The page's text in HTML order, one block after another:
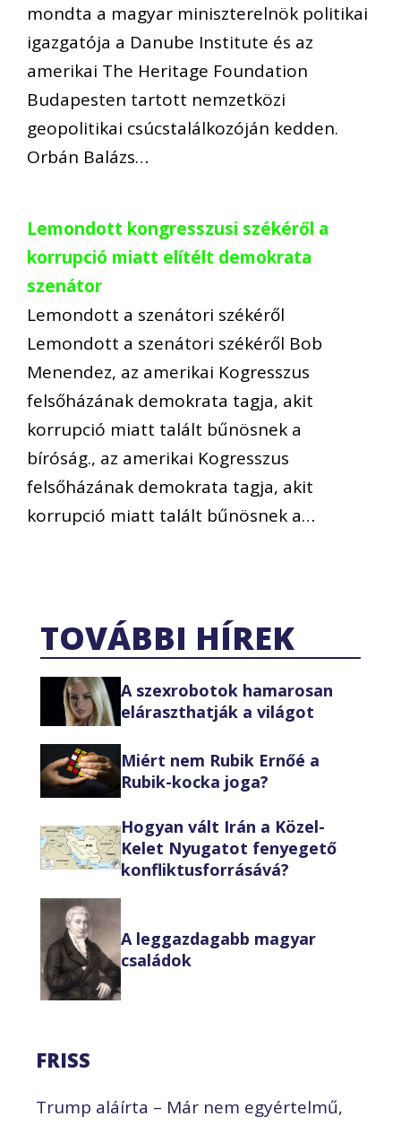
mondta a magyar miniszterelnök politikai
igazgatója a Danube Institute és az
amerikai The Heritage Foundation
Budapesten tartott nemzetközi
geopolitikai csúcstalálkozóján kedden.
Orbán Balázs…
Lemondott kongresszusi székéről a
korrupció miatt elítélt demokrata
szenátor
Lemondott a szenátori székéről
Lemondott a szenátori székéről Bob
Menendez, az amerikai Kogresszus
felsőházának demokrata tagja, akit
korrupció miatt talált bűnösnek a
bíróság., az amerikai Kogresszus
felsőházának demokrata tagja, akit
korrupció miatt talált bűnösnek a…
TOVÁBBI HÍREK
A szexrobotok hamarosan
eláraszthatják a világot
Miért nem Rubik Ernőé a
Rubik-kocka joga?
Hogyan vált Irán a Közel-
Kelet Nyugatot fenyegető
konfliktusforrásává?
A leggazdagabb magyar
családok
FRISS
Trump aláírta – Már nem egyértelmű,